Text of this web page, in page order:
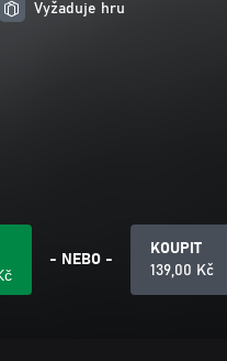
Vyžaduje hru
- NEBO -
KOUPIT
139,00 Kč